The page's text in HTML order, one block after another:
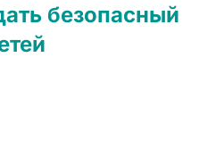
безопасный